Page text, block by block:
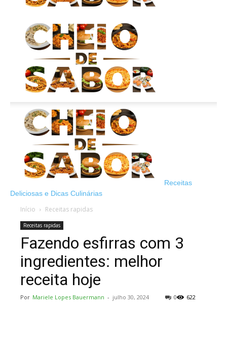
Receitas
Deliciosas e Dicas Culinárias
Início Receitas rapidas
Receitas rapidas
Fazendo esfirras com 3
ingredientes: melhor
receita hoje
Por Mariele Lopes Bauermann - julho 30, 2024 622
0